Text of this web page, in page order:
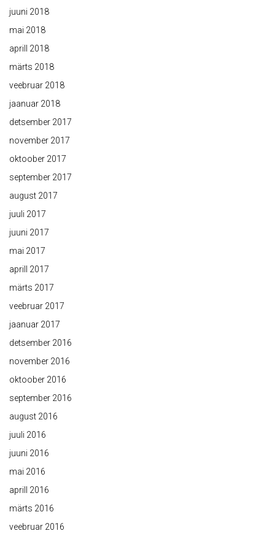
juuni 2018
mai 2018
aprill 2018
märts 2018
veebruar 2018
jaanuar 2018
detsember 2017
november 2017
oktoober 2017
september 2017
august 2017
juuli 2017
juuni 2017
mai 2017
aprill 2017
märts 2017
veebruar 2017
jaanuar 2017
detsember 2016
november 2016
oktoober 2016
september 2016
august 2016
juuli 2016
juuni 2016
mai 2016
aprill 2016
märts 2016
veebruar 2016